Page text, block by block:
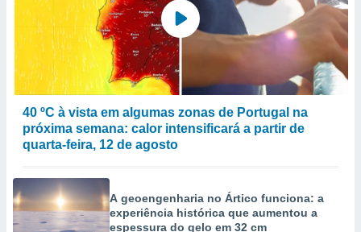
40 ºC à vista em algumas zonas de Portugal na
próxima semana: calor intensificará a partir de
quarta-feira, 12 de agosto
A geoengenharia no Ártico funciona: a
experiência histórica que aumentou a
espessura do gelo em 32 cm